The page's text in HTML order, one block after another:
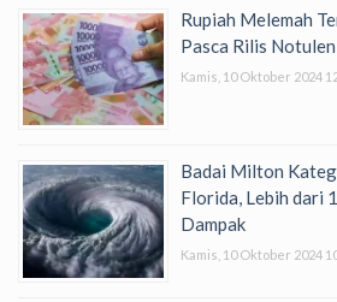
Rupiah Melemah
Pasca Rilis
Kamis, 10 Oktober 2024
Badai Milton
Florida, Lebih dari
Dampak
Kamis, 10 Oktober 2024